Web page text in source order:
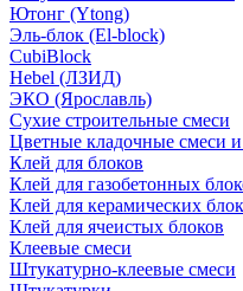
Ютонг (Ytong)
Эль-блок (El-block)
CubiBlock
Hebel (ЛЗИД)
ЭКО (Ярославль)
Сухие строительные смеси
Цветные кладочные смеси
Клей для блоков
Клей для газобетонных
Клей для керамических
Клей для ячеистых блоков
Клеевые смеси
Штукатурно-клеевые смеси